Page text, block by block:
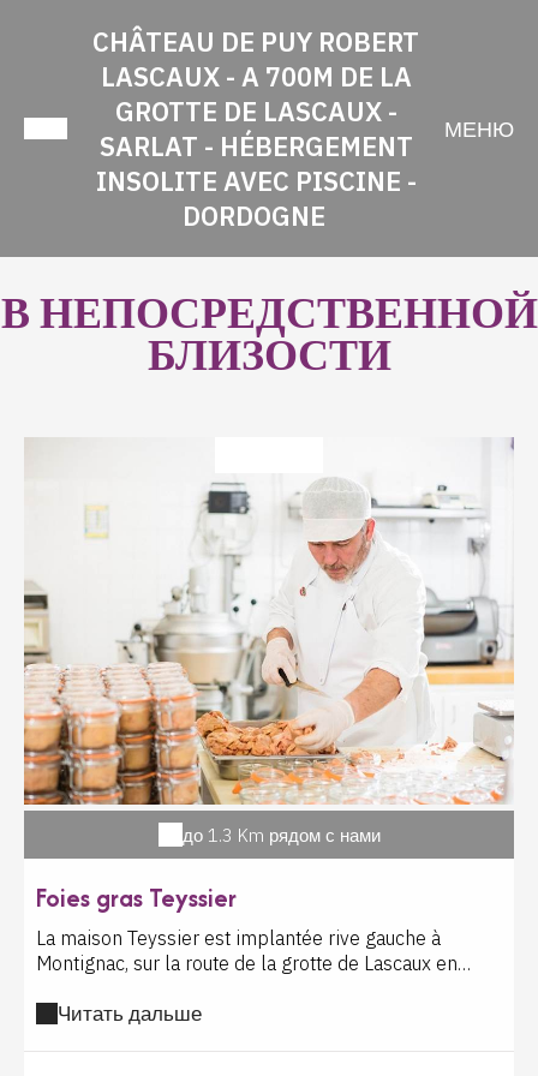
CHÂTEAU DE PUY ROBERT
LASCAUX - A 700M DE LA
GROTTE DE LASCAUX -
SARLAT - HÉBERGEMENT
INSOLITE AVEC PISCINE -
DORDOGNE
МЕНЮ
В НЕПОСРЕДСТВЕННОЙ
БЛИЗОСТИ
до 1.3 Km рядом с нами
Foies gras Teyssier
La maison Teyssier est implantée rive gauche à
Montignac, sur la route de la grotte de Lascaux en
Teyssier vous accueille dans leur magasin et
Читать дальше